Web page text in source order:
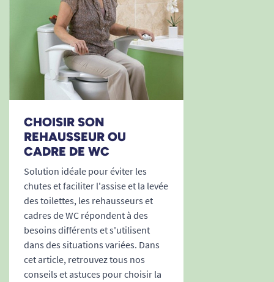
CHOISIR SON
REHAUSSEUR OU
CADRE DE WC
Solution idéale pour éviter les
chutes et faciliter l'assise et la levée
des toilettes, les rehausseurs et
cadres de WC répondent à des
besoins différents et s'utilisent
dans des situations variées. Dans
cet article, retrouvez tous nos
conseils et astuces pour choisir la